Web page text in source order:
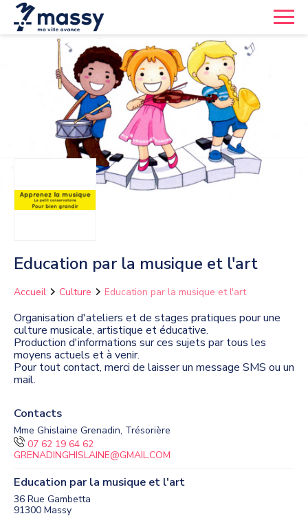
Education par la musique et l'art
Accueil Culture Education par la musique et l'art
Organisation d'ateliers et de stages pratiques pour une
culture musicale, artistique et éducative.
Production d'informations sur ces sujets par tous les
moyens actuels et à venir.
Pour tout contact, merci de laisser un message SMS ou un
mail.
Contacts
Mme Ghislaine Grenadin, Trésorière
07 62 19 64 62
GRENADINGHISLAINE@GMAIL.COM
Education par la musique et l'art
36 Rue Gambetta
91300 Massy